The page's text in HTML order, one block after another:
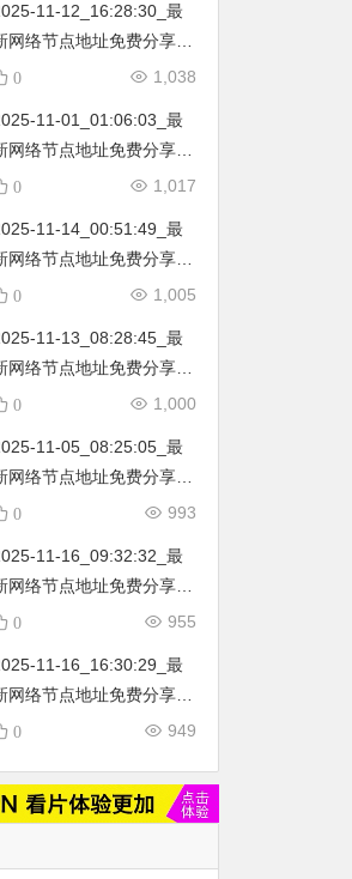
国|新加坡|台湾|马来西亚|
11-12_16:28:30_最
网络节点地址免费分享…
定期更新…开放免费分享
国|新加坡|台湾|马来西亚|
1,038
0
11-01_01:06:03_最
网络节点地址免费分享…
定期更新…开放免费分享
国|新加坡|台湾|马来西亚|
1,017
0
11-14_00:51:49_最
网络节点地址免费分享…
定期更新…开放免费分享
国|新加坡|台湾|马来西亚|
1,005
0
11-13_08:28:45_最
网络节点地址免费分享…
定期更新…开放免费分享
国|新加坡|台湾|马来西亚|
1,000
0
11-05_08:25:05_最
网络节点地址免费分享…
定期更新…开放免费分享
国|新加坡|台湾|马来西亚|
993
0
11-16_09:32:32_最
网络节点地址免费分享…
定期更新…开放免费分享
国|新加坡|台湾|马来西亚|
955
0
11-16_16:30:29_最
网络节点地址免费分享…
定期更新…开放免费分享
国|新加坡|台湾|马来西亚|
…
949
0